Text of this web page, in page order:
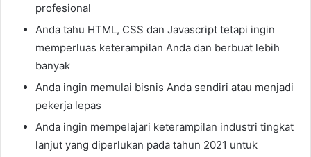
profesional
Anda tahu HTML, CSS dan Javascript tetapi ingin
memperluas keterampilan Anda dan berbuat lebih
banyak
Anda ingin memulai bisnis Anda sendiri atau menjadi
pekerja lepas
Anda ingin mempelajari keterampilan industri tingkat
lanjut yang diperlukan pada tahun 2021 untuk